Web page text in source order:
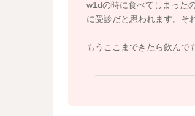
https://www.forth.go.jp/
w1dの時に食べてしまった
に受診だと思われます。そ
もうここまできたら飲んで